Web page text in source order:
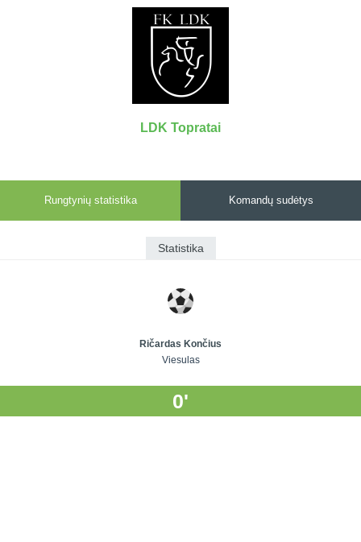
VRFS Futsal
Cup
senjorų
čempionatas
LDK Topratai
Rungtynių statistika Komandų sudėtys
Statistika
Ričardas Končius
Viesulas
0'